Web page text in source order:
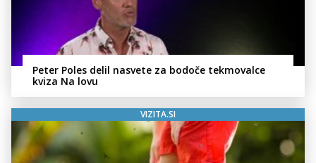
Peter Poles delil nasvete za bodoče tekmovalce
kviza Na lovu
VIZITA.SI